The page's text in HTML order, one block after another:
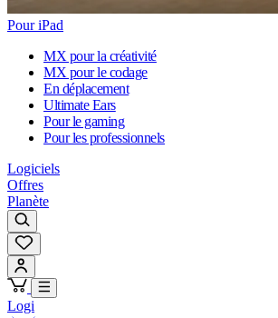
Pour iPad
MX pour la créativité
MX pour le codage
En déplacement
Ultimate Ears
Pour le gaming
Pour les professionnels
Logiciels
Offres
Planète
Logi